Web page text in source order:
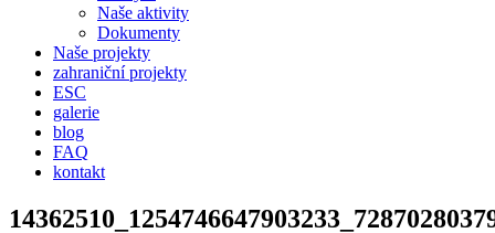
Naše aktivity
Dokumenty
Naše projekty
zahraniční projekty
ESC
galerie
blog
FAQ
kontakt